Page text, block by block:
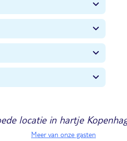
locatie in hartje
Meer van onze gasten